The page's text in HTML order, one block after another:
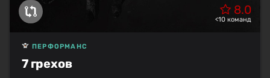
8.0
<10 команд
7 грехов
ПЕРФОРМАНС